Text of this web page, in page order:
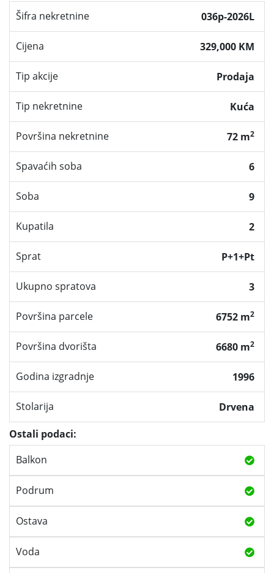
Šifra nekretnine
036p-2026L
Cijena 329,000 KM
Tip akcije Prodaja
Tip nekretnine Kuća
Površina nekretnine 72 m2
Spavaćih soba 6
Soba 9
Kupatila 2
Sprat P+1+Pt
Ukupno spratova 3
Površina parcele 6752 m2
Površina dvorišta 6680 m2
Godina izgradnje 1996
Stolarija
Drvena
Ostali podaci:
Balkon
Podrum
Ostava
Voda